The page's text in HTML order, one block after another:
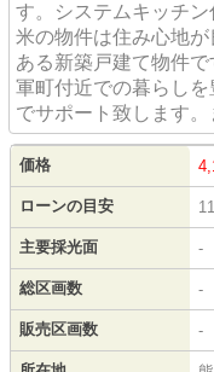
す。システムキッチ
米の物件は住み心地
ある新築戸建て物件
軍町付近での暮らし
でサポート致します。
価格
ローンの目安
主要採光面 -
総区画数 -
販売区画数 -